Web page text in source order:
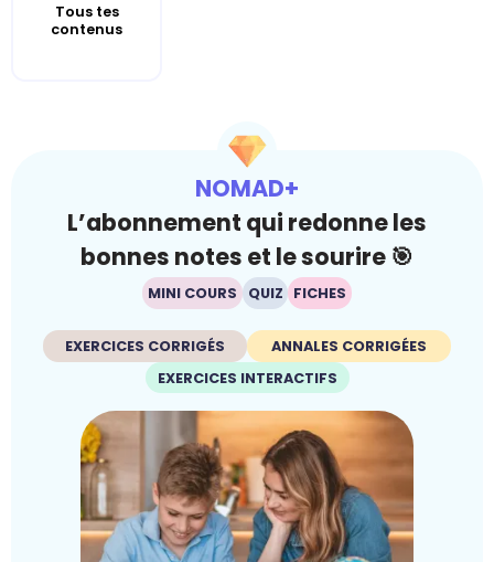
Tous tes
contenus
NOMAD+
L’abonnement qui redonne les
bonnes notes et le sourire 🎯
MINI COURS QUIZ FICHES
EXERCICES CORRIGÉS
ANNALES CORRIGÉES
EXERCICES INTERACTIFS